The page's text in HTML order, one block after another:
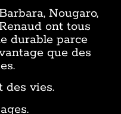
Nougaro,
ont tous
durable parce
que des
des vies.